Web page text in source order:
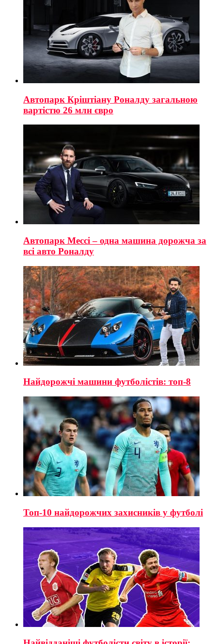
Автопарк Кріштіану Роналду загальною
вартістю 26 млн євро
Автопарк Мессі – одна машина дорожча за
всі авто Роналду
Найдорожчі машини футболістів: топ-8
Топ-10 найдорожчих захисників у футболі